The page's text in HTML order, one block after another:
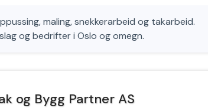
maling, snekkerarbeid og takarbeid.
og bedrifter i Oslo og omegn.
og Bygg Partner AS